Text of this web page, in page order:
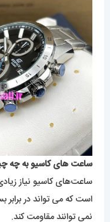
ساعت های کاسیو به چه
ساعت‌های کاسیو نیاز
است که می تواند در
نمی توانند مقاومت کند.